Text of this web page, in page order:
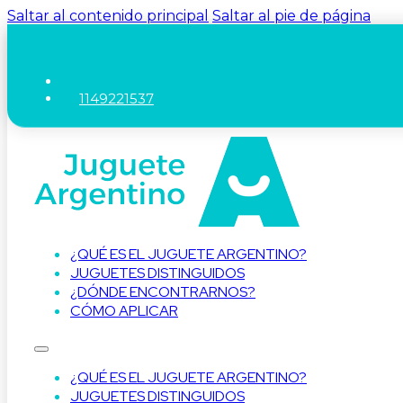
Saltar al contenido principal Saltar al pie de página
1149221537
¿QUÉ ES EL JUGUETE ARGENTINO?
JUGUETES DISTINGUIDOS
¿DÓNDE ENCONTRARNOS?
CÓMO APLICAR
¿QUÉ ES EL JUGUETE ARGENTINO?
JUGUETES DISTINGUIDOS